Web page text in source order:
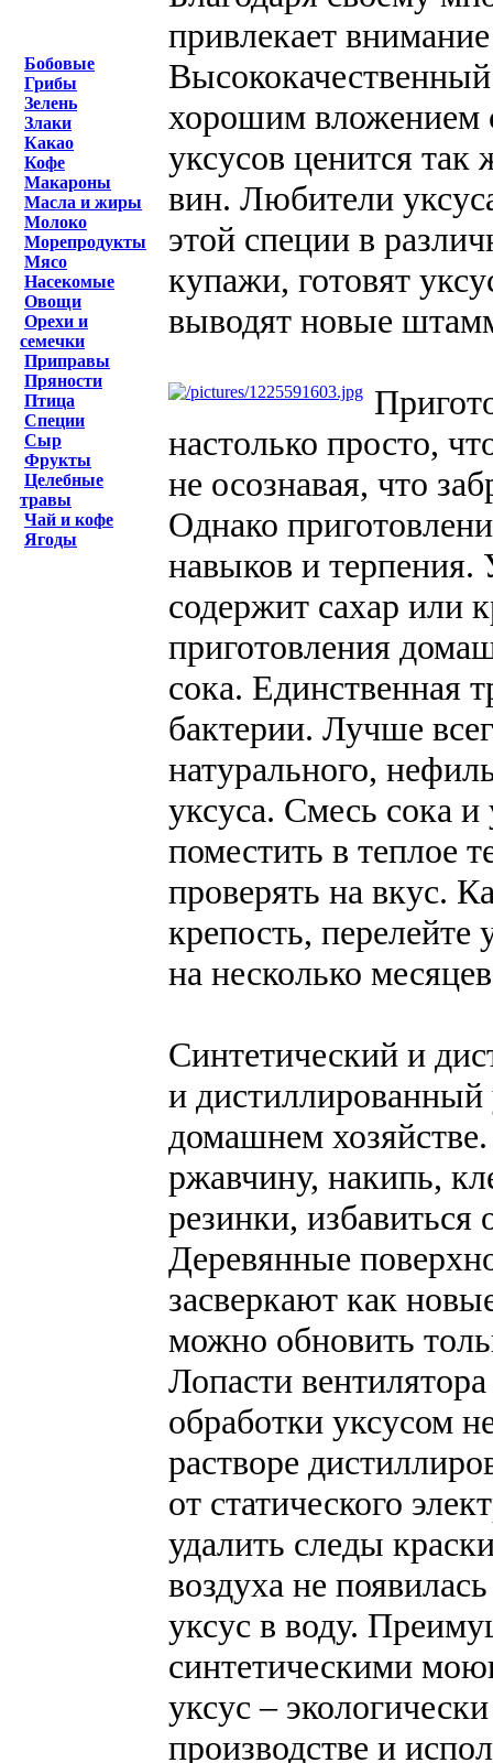
Бобовые
Грибы
Зелень
Злаки
Какао
Кофе
Макароны
Масла и жиры
Молоко
Морепродукты
Мясо
Насекомые
Овощи
Орехи и
семечки
Приправы
Пряности
Птица
Специи
Сыр
Фрукты
Целебные
травы
Чай и кофе
Ягоды
привлекает
хорошим вложением
уксусов ценится
вин. Любители
этой специи в
купажи, готовят
выводят новые
настолько просто,
не осознавая, что
Однако
навыков и терпения.
содержит сахар или
приготовления
сока. Единственная
бактерии. Лучше
натурального,
уксуса. Смесь сока и
поместить в теплое
проверять на вкус.
крепость, перелейте
на несколько
Синтетический и
и дистиллированный
домашнем
ржавчину, накипь,
резинки,
Деревянные
засверкают как
можно обновить
Лопасти
обработки уксусом
растворе
от статического
удалить следы
воздуха не
уксус в воду.
синтетическими
уксус –
производстве и